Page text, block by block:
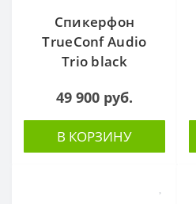
Спикерфон
TrueConf Audio
Trio black
49 900 руб.
В КОРЗИНУ